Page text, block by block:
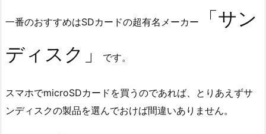
一番のおすすめはSDカードの超有名メーカー
「サン
ディスク」
です。
スマホでmicroSDカードを買うのであれば、とりあえずサ
ンディスクの製品を選んでおけば間違いありません。